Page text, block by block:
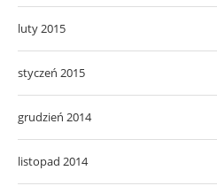
luty 2015
styczeń 2015
grudzień 2014
listopad 2014